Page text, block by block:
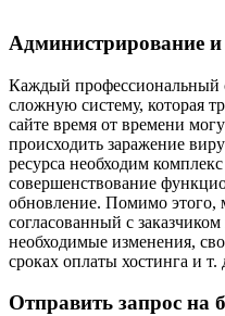
Администрирование и
Каждый профессиональный
сложную систему, которая
сайте время от времени
происходить заражение
ресурса необходим
совершенствование
обновление. Помимо этого,
согласованный с
необходимые изменения,
сроках оплаты хостинга и т.
Отправить запрос на